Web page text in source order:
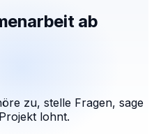
ab
zu, stelle Fragen, sage
lohnt.